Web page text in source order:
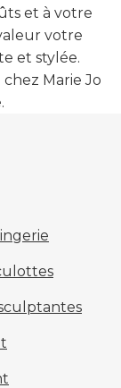
et à votre
votre
et stylée.
Marie Jo